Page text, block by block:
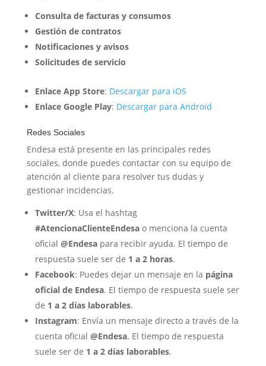
Consulta de facturas y consumos
Gestión de contratos
Notificaciones y avisos
Solicitudes de servicio
Enlace App Store: Descargar para iOS
Enlace Google Play: Descargar para Android
Redes Sociales
Endesa está presente en las principales redes
sociales, donde puedes contactar con su equipo de
atención al cliente para resolver tus dudas y
gestionar incidencias.
Twitter/X: Usa el hashtag
#AtencionaClienteEndesao menciona la cuenta
oficial @Endesapara recibir ayuda. El tiempo de
respuesta suele ser de 1 a 2 horas.
Facebook: Puedes dejar un mensaje en la página
oficial de Endesa. El tiempo de respuesta suele ser
de 1 a 2 días laborables.
Instagram: Envía un mensaje directo a través de la
cuenta oficial @Endesa. El tiempo de respuesta
suele ser de 1 a 2 días laborables.